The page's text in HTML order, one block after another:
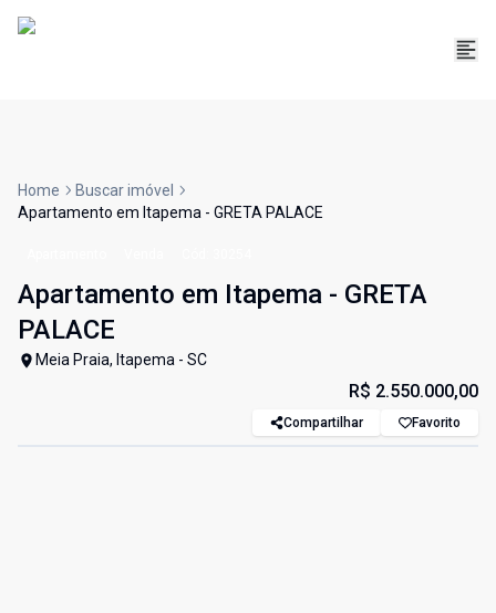
Home
Buscar imóvel
Apartamento em Itapema - GRETA PALACE
Apartamento em Itapema - GRETA
PALACE
Meia Praia, Itapema - SC
R$ 2.550.000,00
Compartilhar Favorito